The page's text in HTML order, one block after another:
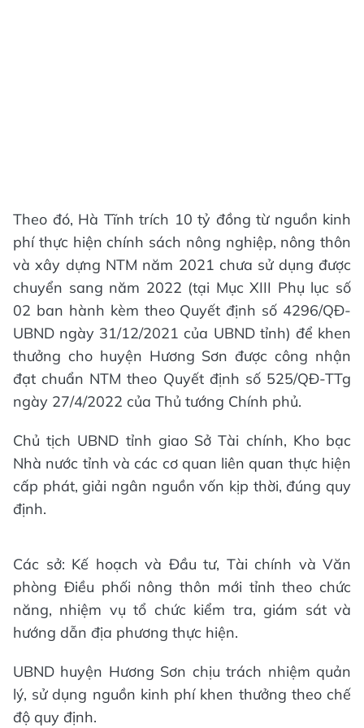
Theo đó, Hà Tĩnh trích 10 tỷ đồng từ nguồn kinh
phí thực hiện chính sách nông nghiệp, nông thôn
và xây dựng NTM năm 2021 chưa sử dụng được
chuyển sang năm 2022 (tại Mục XIII Phụ lục số
02 ban hành kèm theo Quyết định số 4296/QĐ-
UBND ngày 31/12/2021 của UBND tỉnh) để khen
thưởng cho huyện Hương Sơn được công nhận
đạt chuẩn NTM theo Quyết định số 525/QĐ-TTg
ngày 27/4/2022 của Thủ tướng Chính phủ.
Chủ tịch UBND tỉnh giao Sở Tài chính, Kho bạc
Nhà nước tỉnh và các cơ quan liên quan thực hiện
cấp phát, giải ngân nguồn vốn kịp thời, đúng quy
định.
Các sở: Kế hoạch và Đầu tư, Tài chính và Văn
phòng Điều phối nông thôn mới tỉnh theo chức
năng, nhiệm vụ tổ chức kiểm tra, giám sát và
hướng dẫn địa phương thực hiện.
UBND huyện Hương Sơn chịu trách nhiệm quản
lý, sử dụng nguồn kinh phí khen thưởng theo chế
độ quy định.